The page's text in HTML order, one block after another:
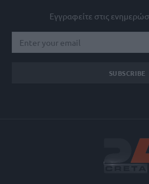
Εγγραφείτε στις
SUBSCRIBE